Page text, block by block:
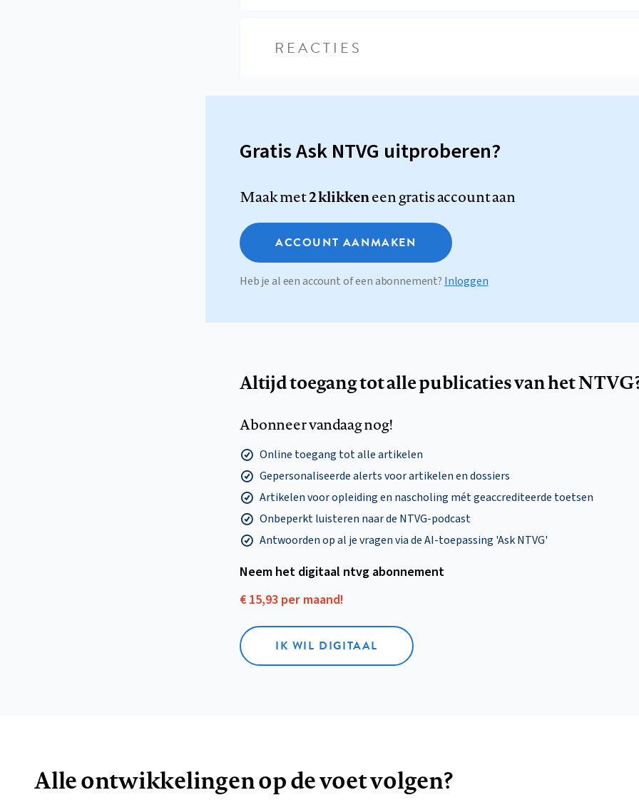
REACTIES
Gratis Ask NTVG uitproberen?
Maak met2 klikkeneen gratis account aan
ACCOUNT AANMAKEN
Heb je al een account of een abonnement? Inloggen
Altijd toegang tot alle publicaties van het
Abonneer vandaag nog!
Online toegang tot alle artikelen
Gepersonaliseerde alerts voor artikelen en dossiers
Artikelen voor opleiding en nascholing mét geaccrediteerde toetsen
Onbeperkt luisteren naar de NTVG-podcast
Antwoorden op al je vragen via de AI-toepassing 'Ask NTVG'
Neem het digitaal ntvg abonnement
€ 15,93 per maand!
IK WIL DIGITAAL
Alle ontwikkelingen op de voet volgen?